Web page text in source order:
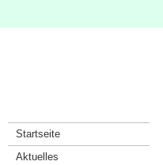
Startseite
Aktuelles